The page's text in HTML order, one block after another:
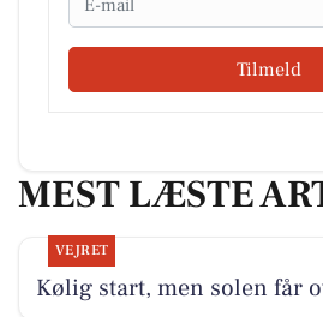
Tilmeld
MEST LÆSTE
VEJRET
Kølig start, men solen får